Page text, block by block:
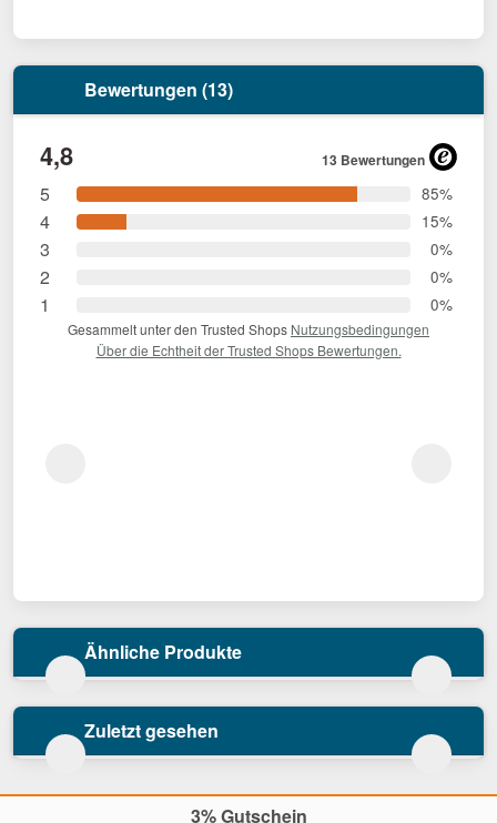
Bewertungen (13)
4,8 13 Bewertungen
5 85%
4 15%
3 0%
2 0%
1 0%
Gesammelt unter den Trusted Shops Nutzungsbedingungen
Über die Echtheit der Trusted Shops Bewertungen.
Ähnliche Produkte
Zuletzt gesehen
3% Gutschein